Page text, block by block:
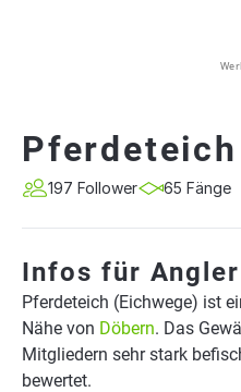
197 Follower 65 Fänge
Infos für Angler
Pferdeteich (Eichwege) ist
Nähe von Döbern. Das
Mitgliedern sehr stark
bewertet.